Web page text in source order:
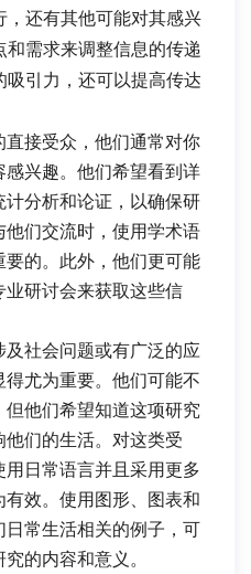
还有其他可能对其感兴
需求来调整信息的传递
引力，还可以提高传达
直接受众，他们通常对你
兴趣。他们希望看到详
分析和论证，以确保研
们交流时，使用学术语
的。此外，他们更可能
研讨会来获取这些信
及社会问题或有广泛的应
尤为重要。他们可能不
他们希望知道这项研究
们的生活。对这类受
日常语言并且采用更多
效。使用图形、图表和
常生活相关的例子，可
的内容和意义。